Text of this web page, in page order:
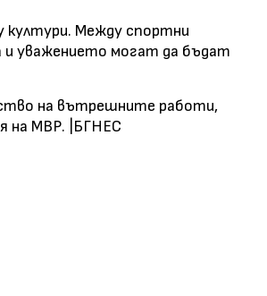
култури. Между спортни
и уважението могат да бъдат
на вътрешните работи,
на МВР. |БГНЕС